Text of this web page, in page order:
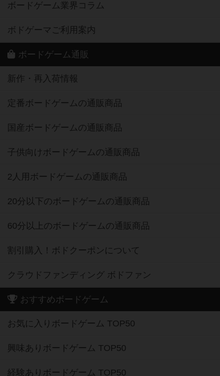
ボードゲーム業界コラム
ボドゲーマご利用案内
ボードゲーム通販
新作・再入荷情報
定番ボードゲームの通販商品
国産ボードゲームの通販商品
子供向けボードゲームの通販商品
2人用ボードゲームの通販商品
20分以下のボードゲームの通販商品
60分以上のボードゲームの通販商品
割引購入！ボドクーポンについて
クラウドファンディング ボドファン
おすすめボードゲーム
お気に入りボードゲーム TOP50
興味ありボードゲーム TOP50
経験ありボードゲーム TOP50